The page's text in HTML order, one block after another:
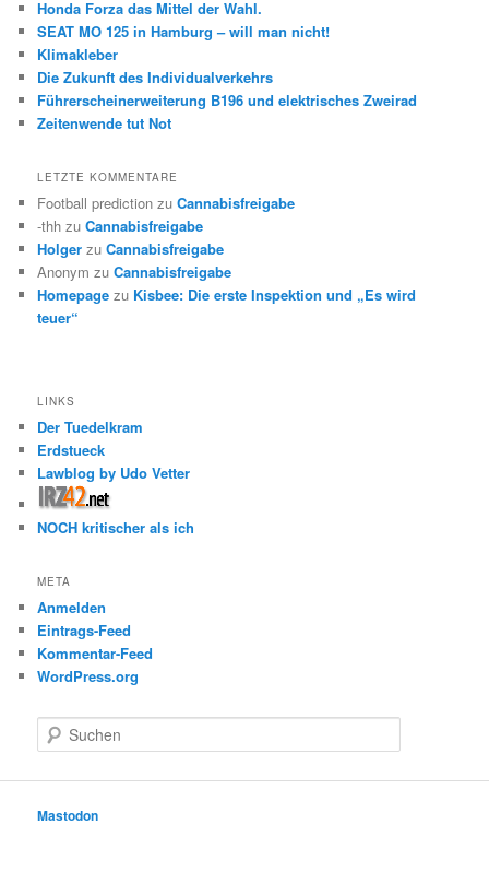
Honda Forza das Mittel der Wahl.
SEAT MO 125 in Hamburg – will man nicht!
Klimakleber
Die Zukunft des Individualverkehrs
Führerscheinerweiterung B196 und elektrisches Zweirad
Zeitenwende tut Not
LETZTE KOMMENTARE
Football prediction zuCannabisfreigabe
-thh zuCannabisfreigabe
Holger zuCannabisfreigabe
Anonym zuCannabisfreigabe
Homepage zu Kisbee: Die erste Inspektion und „Es wird
teuer“
LINKS
Der Tuedelkram
Erdstueck
Lawblog by Udo Vetter
NOCH kritischer als ich
META
Anmelden
Eintrags-Feed
Kommentar-Feed
WordPress.org
u
e
Mastodon